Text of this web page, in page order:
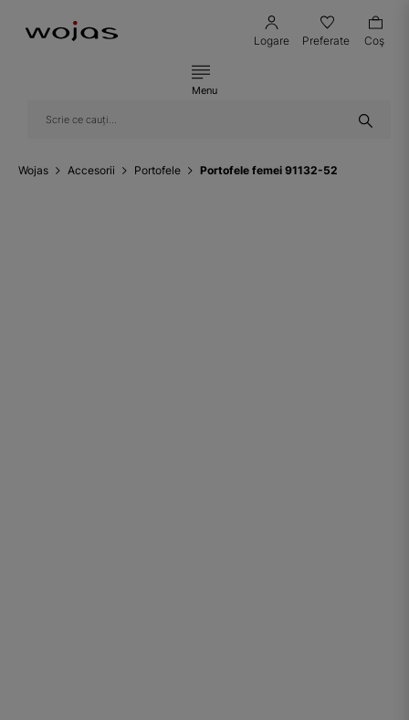
Logare Preferate Coş
Menu
Wojas Accesorii Portofele Portofele femei 91132-52